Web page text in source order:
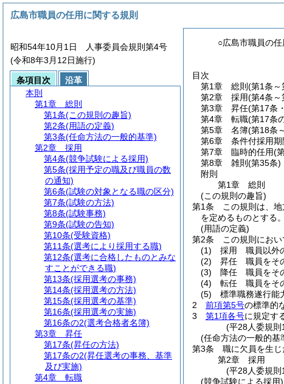
○広島市職員の任
目次
第1章
総則 (第1条～
第2章
採用(第4条～
第3章
昇任(第17条
第4章
転職(第17条
第5章
名簿(第18条
第6章
条件付採用
第7章
臨時的任用(
第8章
雑則 (第35条)
附則
第1章
総則
(この規則の趣旨)
第1条
この規則は、
を定めるものとする。
(用語の定義)
第2条
この規則におい
(1)
採用 職員以外
(2)
昇任 職員をそ
(3)
降任 職員をそ
(4)
転任 職員をそ
(5)
標準職務遂行能
2
前項第5号の標準的
3
第1項各号に規定す
(平28人委規則
(任命方法の一般的基
第3条
職に欠員を生
第2章
採用
(平28人委規則
(競争試験による採用)
広島市職員の任用に関する規則
昭和54年10月1日 人事委員会規則第4号
(令和8年3月12日施行)
条項目次
沿革
本則
第1章
総則
第1条(この規則の趣旨)
第2条(用語の定義)
第3条(任命方法の一般的基準)
第2章
採用
第4条(競争試験による採用)
第5条(採用予定の職及び職員の数
の通知)
第6条(試験の対象となる職の区分)
第7条(試験の方法)
第8条(試験事務)
第9条(試験の告知)
第10条(受験資格)
第11条(選考により採用する職)
第12条(選考に合格したものとみな
すことができる職)
第13条(採用選考の事務)
第14条(採用選考の方法)
第15条(採用選考の基準)
第16条(採用選考の実施)
第16条の2(選考合格者名簿)
第3章
昇任
第17条(昇任の方法)
第17条の2(昇任選考の事務、基準
及び実施)
第4章
転職